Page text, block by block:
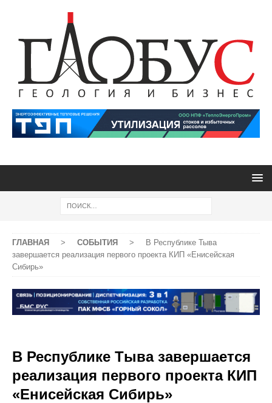
ГЛАВНАЯ > СОБЫТИЯ >
В Республике Тыва
завершается реализация первого проекта КИП «Енисейская
Сибирь»
В Республике Тыва завершается
реализация первого проекта КИП
«Енисейская Сибирь»